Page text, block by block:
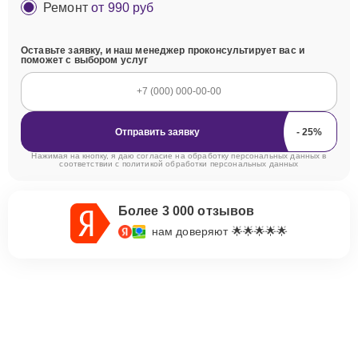
Ремонтот 990 руб
Оставьте заявку, и наш менеджер проконсультирует вас и
поможет с выбором услуг
Отправить заявку
Нажимая на кнопку, я даю согласие на обработку персональных данных в
соответствии с политикой обработки персональных данных
Более 3 000 отзывов
нам доверяют 🌟🌟🌟🌟🌟